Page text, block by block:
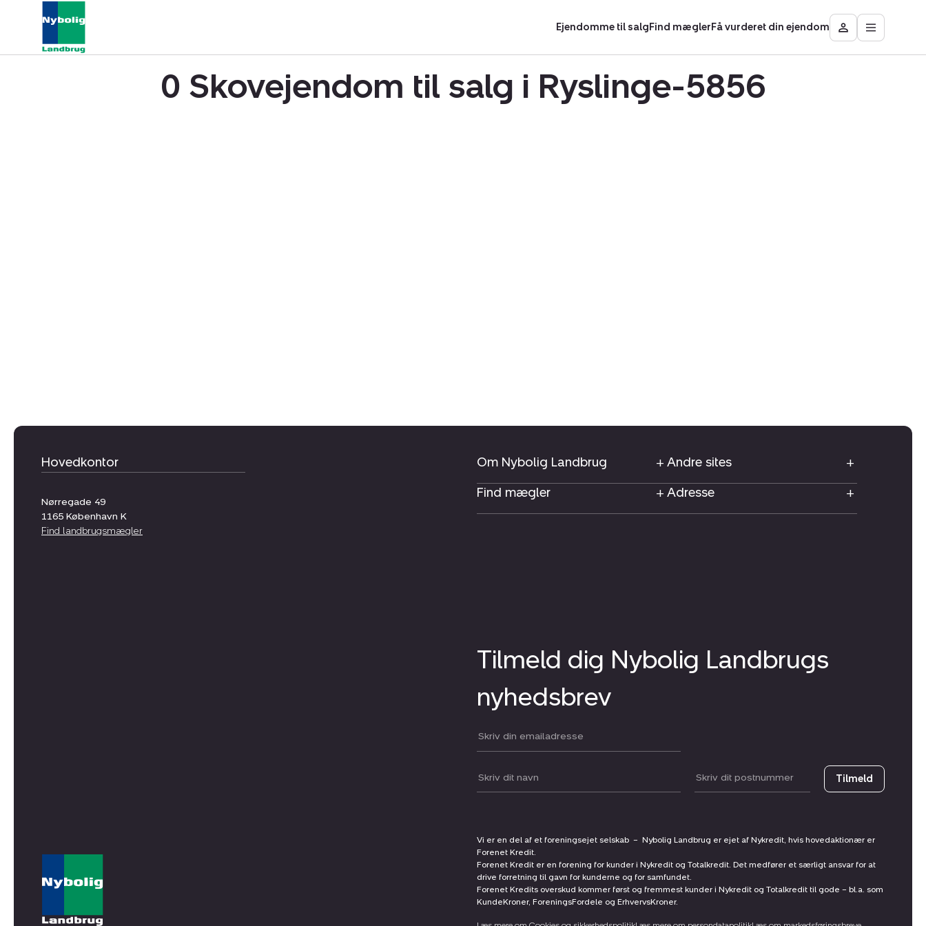
Ejendomme til salgFind mæglerFå vurderet din ejendom
Besøg
Mit
Åbn
0 Skovejendom til salg i Ryslinge-5856
Hovedkontor
Nørregade 49
1165 København K
Find landbrugsmægler
Om Nybolig Landbrug
Andre sites
Find mægler
Adresse
Tilmeld dig Nybolig Landbrugs
nyhedsbrev
Din email:
Dit navn: Postnummer Tilmeld
Vi er en del af et foreningsejet selskab – Nybolig Landbrug er ejet af Nykredit, hvis hovedaktionær er
Forenet Kredit.
Forenet Kredit er en forening for kunder i Nykredit og Totalkredit. Det medfører et særligt ansvar for at
drive forretning til gavn for kunderne og for samfundet.
Forenet Kredits overskud kommer først og fremmest kunder i Nykredit og Totalkredit til gode – bl.a. som
KundeKroner, ForeningsFordele og ErhvervsKroner.